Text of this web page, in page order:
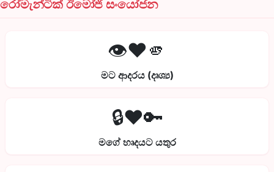
රෝමැන්ටික් ඊමෝජි සංයෝජන
👁️❤️🫵
මට ආදරය (දෘශ්‍ය)
🔒❤️🔑
මගේ හෘදයට යතුර